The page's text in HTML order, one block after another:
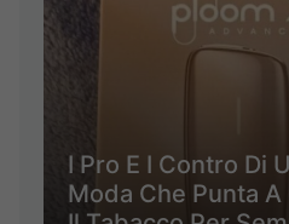
I Pro E I Contro Di
Moda Che Punta